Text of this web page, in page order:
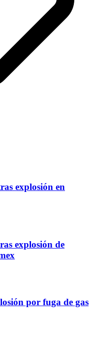
explosión en
explosión de
por fuga de gas